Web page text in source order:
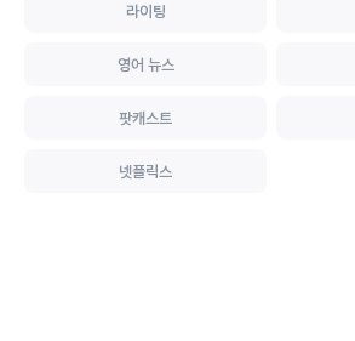
라이팅
영어 뉴스
팟캐스트
넷플릭스